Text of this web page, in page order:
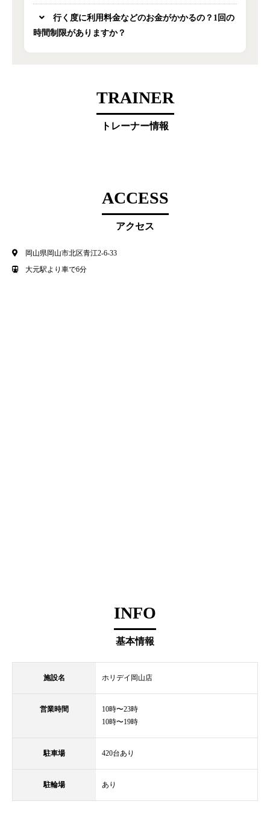
行く度に利用料金などのお金がかかるの？1回の
時間制限がありますか？
TRAINER
トレーナー情報
ACCESS
アクセス
岡山県岡山市北区青江2-6-33
大元駅より車で6分
INFO
基本情報
施設名 ホリデイ岡山店
営業時間
10時〜23時
10時〜19時
駐車場 420台あり
駐輪場 あり